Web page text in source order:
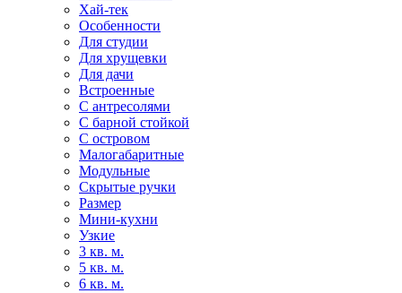
Хай-тек
Особенности
Для студии
Для хрущевки
Для дачи
Встроенные
С антресолями
С барной стойкой
С островом
Малогабаритные
Модульные
Скрытые ручки
Размер
Мини-кухни
Узкие
3 кв. м.
5 кв. м.
6 кв. м.